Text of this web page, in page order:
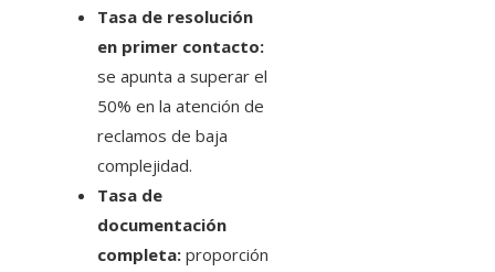
Tasa de resolución
en primer contacto:
se apunta a superar el
50% en la atención de
reclamos de baja
complejidad.
Tasa de
documentación
completa: proporción